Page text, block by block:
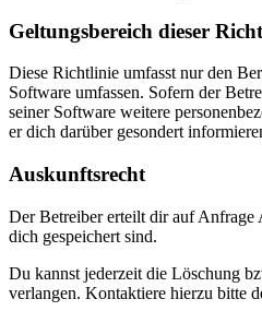
Geltungsbereich dieser
Diese Richtlinie umfasst nur den
Software umfassen. Sofern der
seiner Software weitere
er dich darüber gesondert
Auskunftsrecht
Der Betreiber erteilt dir auf Anfrage
dich gespeichert sind.
Du kannst jederzeit die Löschung
verlangen. Kontaktiere hierzu bitte